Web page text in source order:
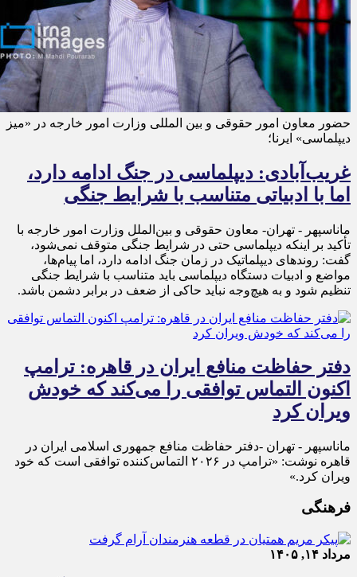
حضور معاون امور حقوقی و بین المللی وزارت امور خارجه در «میز
دیپلماسی» ایرنا؛
غریب‌آبادی: دیپلماسی در جنگ ادامه دارد،
اما با ادبیاتی متناسب با شرایط جنگی
ماناسپهر - تهران- معاون حقوقی و بین‌الملل وزارت امور خارجه با
تأکید بر اینکه دیپلماسی حتی در شرایط جنگی متوقف نمی‌شود،
گفت: روندهای دیپلماتیک در زمان جنگ ادامه دارد، اما پیام‌ها،
مواضع و ادبیات دستگاه دیپلماسی باید متناسب با شرایط جنگی
تنظیم شود و به هیچ‌وجه نباید حاکی از ضعف در برابر دشمن باشد.
دفتر حفاظت منافع ایران در قاهره: ترامپ
اکنون التماس توافقی را می‌کند که خودش
ویران کرد
ماناسپهر - تهران -دفتر حفاظت منافع جمهوری اسلامی ایران در
قاهره نوشت: «ترامپ در ۲۰۲۶ التماس‌کننده توافقی است که خود
ویران کرد.»
فرهنگی
مرداد ۱۴, ۱۴۰۵